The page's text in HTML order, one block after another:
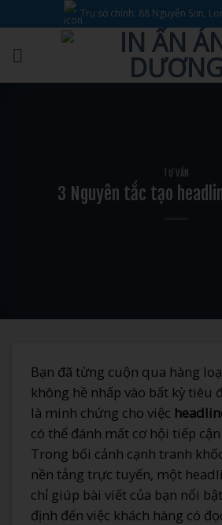
qua
nội
dung
Trụ sở chính: 88 Nguyễn Sơn,
TƯ VẤN
3 Nguyên tắc tạo
Bạn đã từng cuộn qua hàng
không hề nhấp vào bất kỳ tiêu
là minh chứng cho việc
có thể đánh mất cơ hội tiếp
Trong bối cảnh cạnh tranh
nền tảng trực tuyến, một
chỉ giúp bài viết của bạn nổi
định đến việc khách hàng có